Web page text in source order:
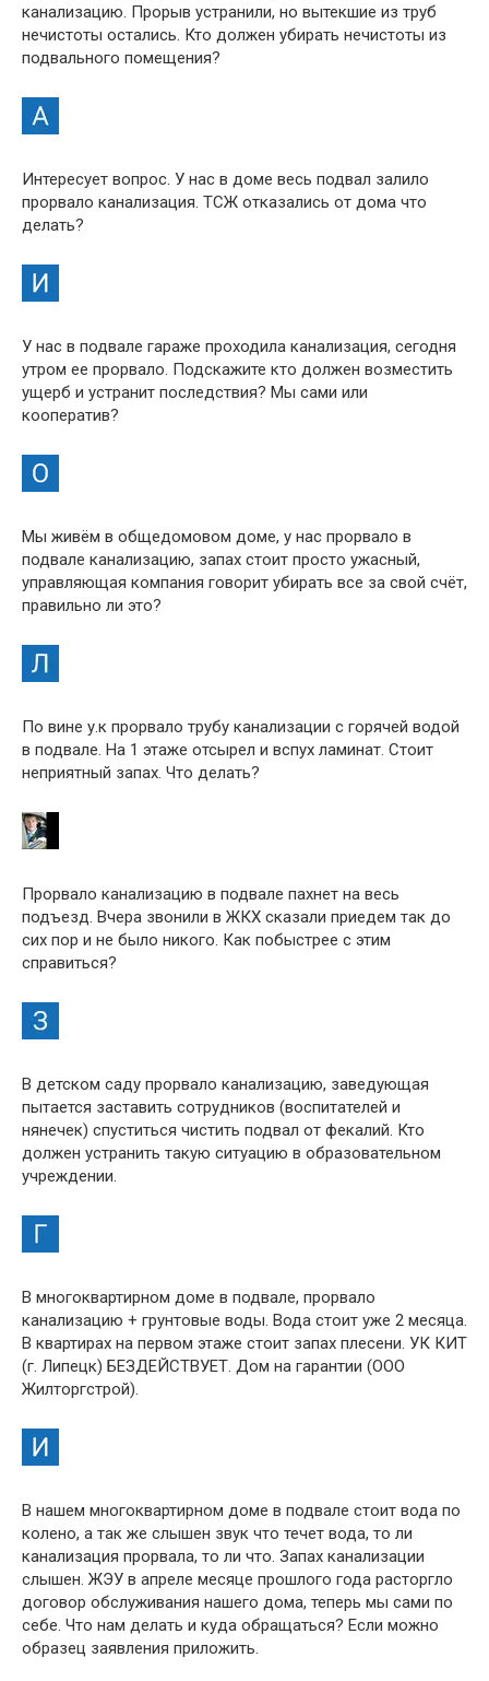
канализацию. Прорыв устранили, но вытекшие из труб
нечистоты остались. Кто должен убирать нечистоты из
подвального помещения?
Интересует вопрос. У нас в доме весь подвал залило
прорвало канализация. ТСЖ отказались от дома что
делать?
У нас в подвале гараже проходила канализация, сегодня
утром ее прорвало. Подскажите кто должен возместить
ущерб и устранит последствия? Мы сами или
кооператив?
Мы живём в общедомовом доме, у нас прорвало в
подвале канализацию, запах стоит просто ужасный,
управляющая компания говорит убирать все за свой счёт,
правильно ли это?
По вине у.к прорвало трубу канализации с горячей водой
в подвале. На 1 этаже отсырел и вспух ламинат. Стоит
неприятный запах. Что делать?
Прорвало канализацию в подвале пахнет на весь
подъезд. Вчера звонили в ЖКХ сказали приедем так до
сих пор и не было никого. Как побыстрее с этим
справиться?
В детском саду прорвало канализацию, заведующая
пытается заставить сотрудников (воспитателей и
нянечек) спуститься чистить подвал от фекалий. Кто
должен устранить такую ситуацию в образовательном
учреждении.
В многоквартирном доме в подвале, прорвало
канализацию + грунтовые воды. Вода стоит уже 2 месяца.
В квартирах на первом этаже стоит запах плесени. УК КИТ
(г. Липецк) БЕЗДЕЙСТВУЕТ. Дом на гарантии (ООО
Жилторгстрой).
В нашем многоквартирном доме в подвале стоит вода по
колено, а так же слышен звук что течет вода, то ли
канализация прорвала, то ли что. Запах канализации
слышен. ЖЭУ в апреле месяце прошлого года расторгло
договор обслуживания нашего дома, теперь мы сами по
себе. Что нам делать и куда обращаться? Если можно
образец заявления приложить.